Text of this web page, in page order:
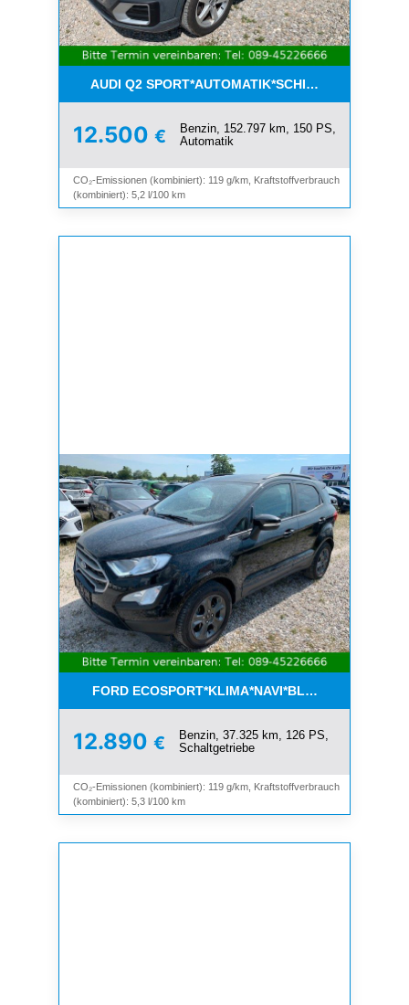
AUDI Q2 SPORT*AUTOMATIK*SCHIEBEDACH*8-
12.500 €
Benzin, 152.797 km, 150 PS,
Automatik
CO₂-Emissionen (kombiniert): 119 g/km, Kraftstoffverbrauch
(kombiniert): 5,2 l/100 km
FORD
12.890 €
Benzin, 37.325 km, 126 PS,
Schaltgetriebe
CO₂-Emissionen (kombiniert): 119 g/km, Kraftstoffverbrauch
(kombiniert): 5,3 l/100 km